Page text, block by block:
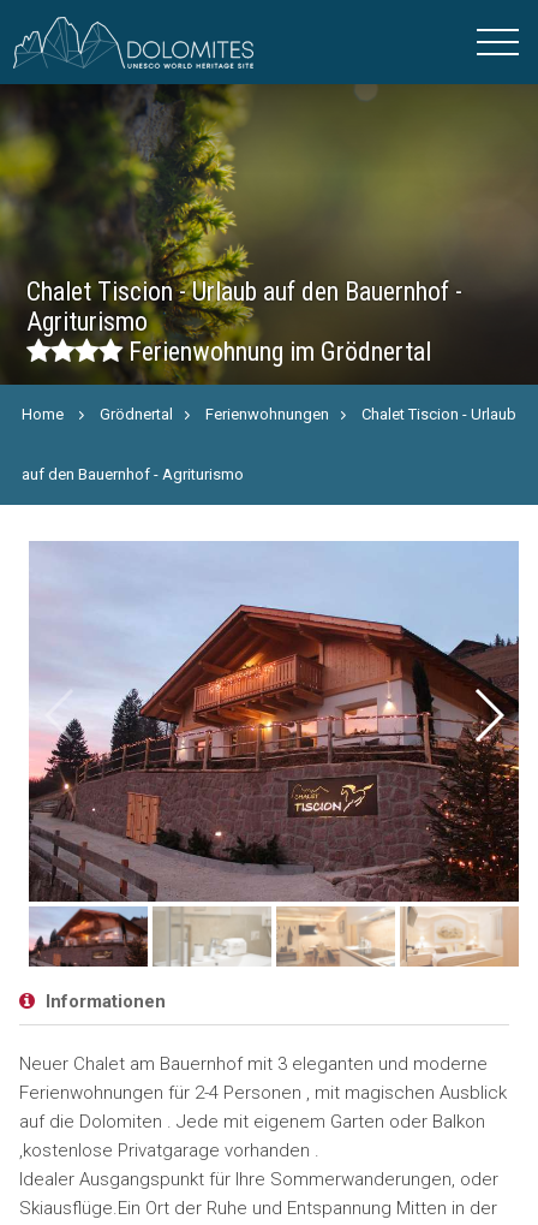
Chalet Tiscion - Urlaub auf den Bauernhof -
Agriturismo
Ferienwohnung im Grödnertal
Home Grödnertal Ferienwohnungen Chalet Tiscion - Urlaub
auf den Bauernhof - Agriturismo
Informationen
Neuer Chalet am Bauernhof mit 3 eleganten und moderne
Ferienwohnungen für 2-4 Personen , mit magischen Ausblick
auf die Dolomiten . Jede mit eigenem Garten oder Balkon
,kostenlose Privatgarage vorhanden .
Idealer Ausgangspunkt für Ihre Sommerwanderungen, oder
Skiausflüge.Ein Ort der Ruhe und Entspannung Mitten in der